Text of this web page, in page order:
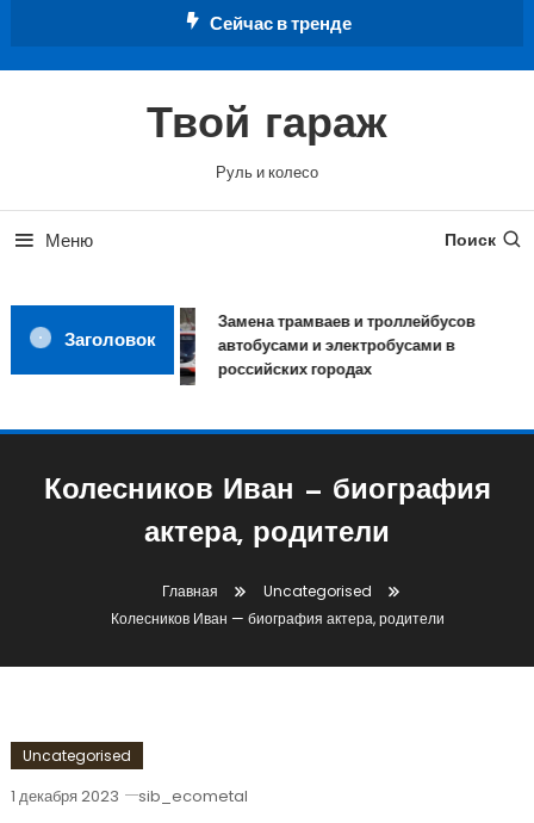
Сейчас в тренде
Твой гараж
Руль и колесо
Меню Поиск
Заголовок
Замена трамваев и троллейбусов
автобусами и электробусами в
российских городах
Колесников Иван — биография
актера, родители
Главная
Uncategorised
Колесников Иван — биография актера, родители
Uncategorised
1 декабря 2023 sib_ecometal